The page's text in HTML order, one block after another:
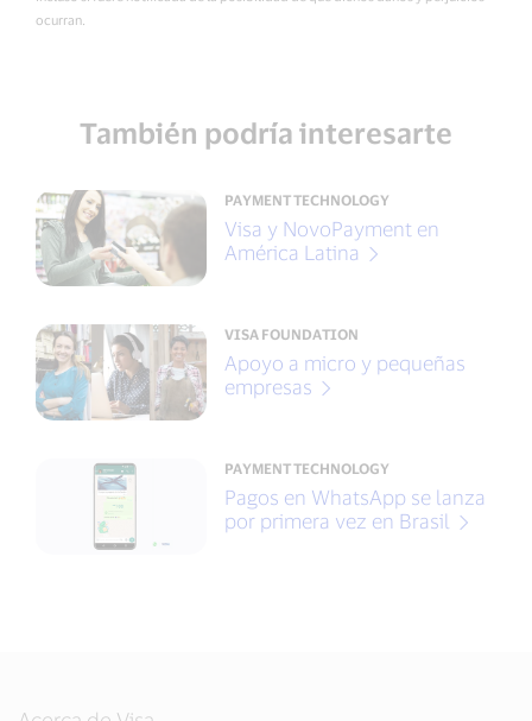
ocurran.
También podría interesarte
PAYMENT TECHNOLOGY
Visa y NovoPayment en
América Latina
VISA FOUNDATION
Apoyo a micro y pequeñas
empresas
PAYMENT TECHNOLOGY
Pagos en WhatsApp se lanza
por primera vez en Brasil